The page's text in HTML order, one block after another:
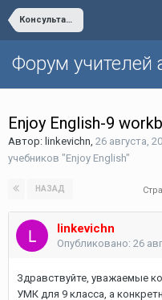
Консультация с авторами учебников "Enjoy English"
Форум учителей
Enjoy English-9
Автор: linkevichn, 26 августа,
учебников "Enjoy English"
НАЗАД
linkevichn
Опубликовано: 26
Здравствуйте, уважаемые
УМК для 9 класса, а